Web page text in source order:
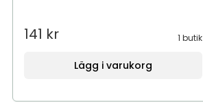
141 kr 1 butik
Lägg i varukorg